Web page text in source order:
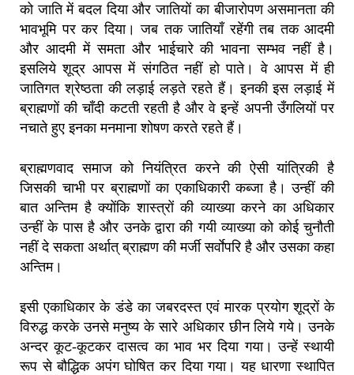
को जाति में बदल दिया और जातियों का बीजारोपण असमानता की
भावभूमि पर कर दिया। जब तक जातियाँ रहेंगी तब तक आदमी
और आदमी में समता और भाईचारे की भावना सम्भव नहीं है।
इसलिये शूद्र आपस में संगठित नहीं हो पाते। वे आपस में ही
जातिगत श्रेष्ठता की लड़ाई लड़ते रहते हैं। इनकी इस लड़ाई में
ब्राह्मणों की चाँदी कटती रहती है और वे इन्हें अपनी उँगलियों पर
नचाते हुए इनका मनमाना शोषण करते रहते हैं।
ब्राह्मणवाद समाज को नियंत्रित करने की ऐसी यांत्रिकी है
जिसकी चाभी पर ब्राह्मणों का एकाधिकारी कब्जा है। उन्हीं की
बात अन्तिम है क्योंकि शास्त्रों की व्याख्या करने का अधिकार
उन्हीं के पास है और उनके द्वारा की गयी व्याख्या को कोई चुनौती
नहीं दे सकता अर्थात् ब्राह्मण की मर्जी सर्वाेपरि है और उसका कहा
अन्तिम।
इसी एकाधिकार के डंडे का जबरदस्त एवं मारक प्रयोग शूद्रों के
विरुद्ध करके उनसे मनुष्य के सारे अधिकार छीन लिये गये। उनके
अन्दर कूट-कूटकर दासत्व का भाव भर दिया गया। उन्हें स्थायी
रूप से बौद्धिक अपंग घोषित कर दिया गया। यह धारणा स्थापित